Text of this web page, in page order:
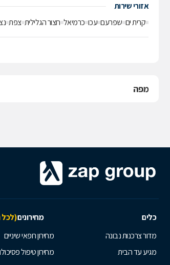
אזורי שירות
קרית ים שפרעם עכו כרמיאל חצור הגלילית צפת
מפה
כלים מחירונים(לכל
מדור צרכנות נבונה
מגיע עד הבית
מחירון רופאי שיניים
מחירון טיפול